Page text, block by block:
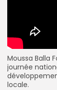
Moussa Balla
journée
locale.